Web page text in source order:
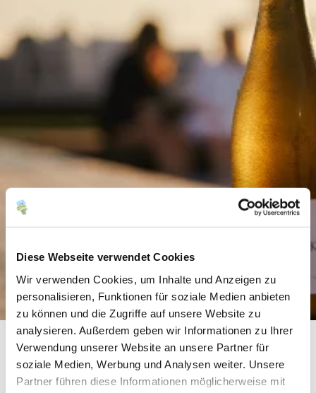
Diese Webseite verwendet Cookies
Wir verwenden Cookies, um Inhalte und Anzeigen zu
personalisieren, Funktionen für soziale Medien anbieten
zu können und die Zugriffe auf unsere Website zu
analysieren. Außerdem geben wir Informationen zu Ihrer
Verwendung unserer Website an unsere Partner für
soziale Medien, Werbung und Analysen weiter. Unsere
Partner führen diese Informationen möglicherweise mit
Weingut Dreissigacker